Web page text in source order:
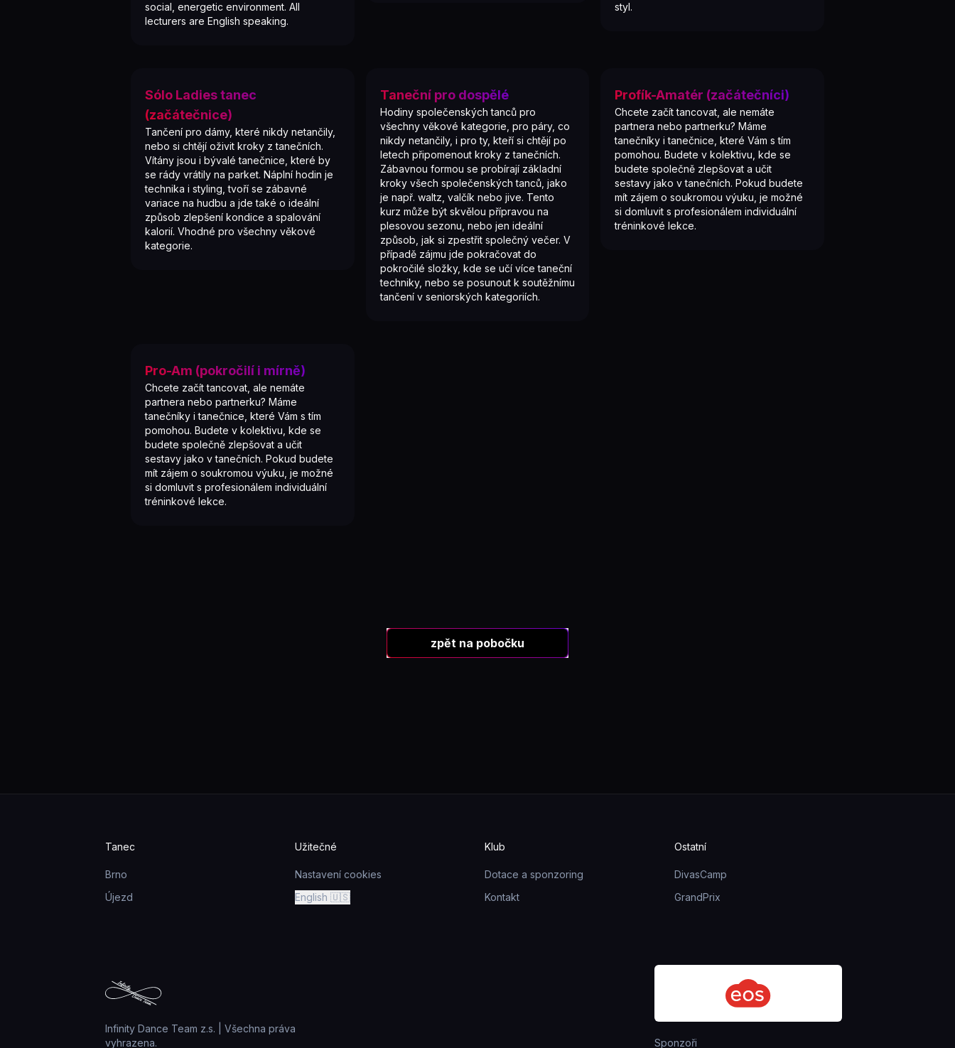
social, energetic environment. All
lecturers are English speaking.
styl.
Sólo Ladies tanec
(začátečnice)
Tančení pro dámy, které nikdy netančily,
nebo si chtějí oživit kroky z tanečních.
Vítány jsou i bývalé tanečnice, které by
se rády vrátily na parket. Náplní hodin je
technika i styling, tvoří se zábavné
variace na hudbu a jde také o ideální
způsob zlepšení kondice a spalování
kalorií. Vhodné pro všechny věkové
kategorie.
Taneční pro dospělé
Hodiny společenských tanců pro
všechny věkové kategorie, pro páry, co
nikdy netančily, i pro ty, kteří si chtějí po
letech připomenout kroky z tanečních.
Zábavnou formou se probírají základní
kroky všech společenských tanců, jako
je např. waltz, valčík nebo jive. Tento
kurz může být skvělou přípravou na
plesovou sezonu, nebo jen ideální
způsob, jak si zpestřit společný večer. V
případě zájmu jde pokračovat do
pokročilé složky, kde se učí více taneční
techniky, nebo se posunout k soutěžnímu
tančení v seniorských kategoriích.
Profík-Amatér (začátečníci)
Chcete začít tancovat, ale nemáte
partnera nebo partnerku? Máme
tanečníky i tanečnice, které Vám s tím
pomohou. Budete v kolektivu, kde se
budete společně zlepšovat a učit
sestavy jako v tanečních. Pokud budete
mít zájem o soukromou výuku, je možné
si domluvit s profesionálem individuální
tréninkové lekce.
Pro-Am (pokročilí i mírně)
Chcete začít tancovat, ale nemáte
partnera nebo partnerku? Máme
tanečníky i tanečnice, které Vám s tím
pomohou. Budete v kolektivu, kde se
budete společně zlepšovat a učit
sestavy jako v tanečních. Pokud budete
mít zájem o soukromou výuku, je možné
si domluvit s profesionálem individuální
tréninkové lekce.
zpět na pobočku
Tanec
Brno
Újezd
Užitečné
Nastavení cookies
English 🇺🇸
Klub
Dotace a sponzoring
Kontakt
Ostatní
DivasCamp
GrandPrix
Infinity Dance Team z.s. | Všechna práva
vyhrazena.
Sponzoři